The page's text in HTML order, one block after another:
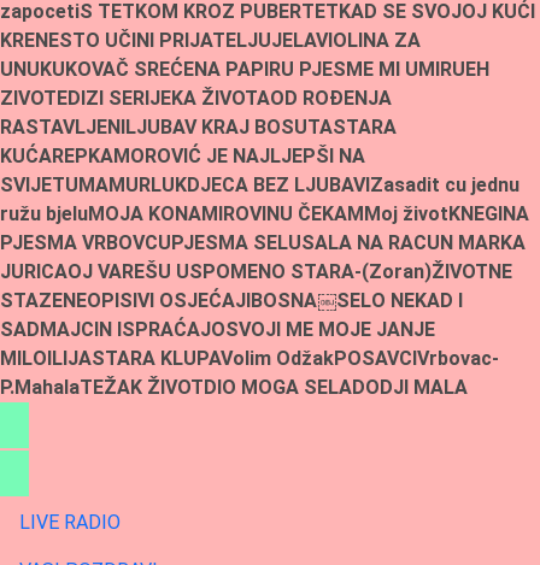
zapocetiS TETKOM KROZ PUBERTETKAD SE SVOJOJ KUĆI
KRENESTO UČINI PRIJATELJUJELAVIOLINA ZA
UNUKUKOVAČ SREĆENA PAPIRU PJESME MI UMIRUEH
ZIVOTEDIZI SERIJEKA ŽIVOTAOD ROÐENJA
RASTAVLJENILJUBAV KRAJ BOSUTASTARA
KUĆAREPKAMOROVIĆ JE NAJLJEPŠI NA
SVIJETUMAMURLUKDJECA BEZ LJUBAVIZasadit cu jednu
ružu bjeluMOJA KONAMIROVINU ČEKAMMoj životKNEGINA
PJESMA VRBOVCUPJESMA SELUSALA NA RACUN MARKA
JURICAOJ VAREŠU USPOMENO STARA-(Zoran)ŽIVOTNE
STAZENEOPISIVI OSJEĆAJIBOSNA￼SELO NEKAD I
SADMAJCIN ISPRAĆAJOSVOJI ME MOJE JANJE
MILOILIJASTARA KLUPAVolim OdžakPOSAVCIVrbovac-
P.MahalaTEŽAK ŽIVOTDIO MOGA SELADODJI MALA
LIVE RADIO